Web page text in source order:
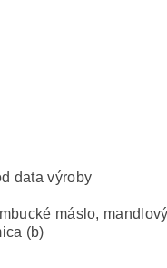
data výroby
máslo,
(b)